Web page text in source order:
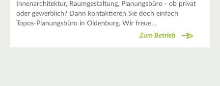
Innenarchitektur, Raumgestaltung, Planungsbüro - ob privat
oder gewerblich? Dann kontaktieren Sie doch einfach
Topos-Planungsbüro in Oldenburg. Wir freue…
Zum Betrieb